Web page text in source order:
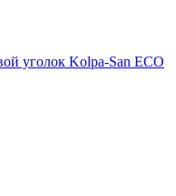
уголок Kolpa-San ECO